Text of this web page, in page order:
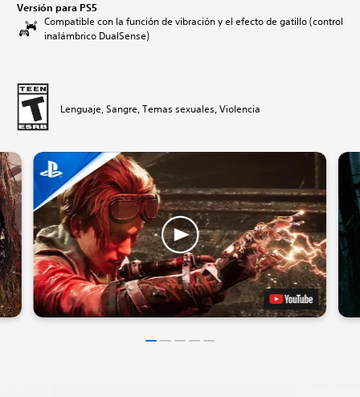
Versión para PS5
Compatible con la función de vibración y el efecto de gatillo (control
inalámbrico DualSense)
Lenguaje, Sangre, Temas sexuales, Violencia